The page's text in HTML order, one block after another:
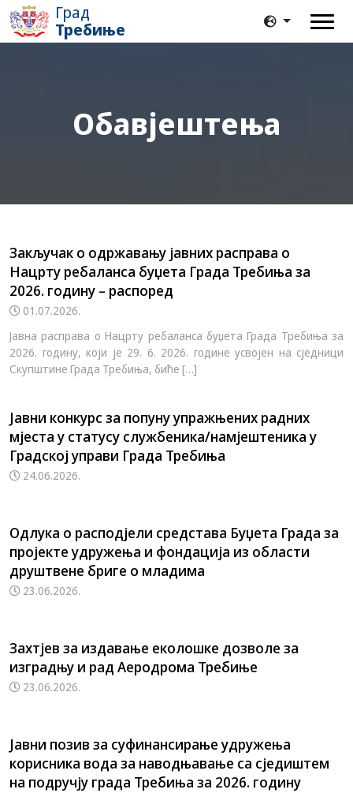
Град
Требиње
Обавјештења
Закључак о одржавању јaвних расправа о
Нацрту ребаланса буџета Града Требиња за
2026. годину – распоред
01.07.2026.
Јавна расправа о Нацрту ребаланса буџета Града Требиња за
2026. годину, који је 29. 6. 2026. године усвојен на сједници
Скупштине Града Требиња, биће […]
Jавни конкурс за попуну упражњених радних
мјеста у статусу службеника/намјештеника у
Градској управи Града Требиња
24.06.2026.
Одлука о расподјели средстава Буџета Града за
пројекте удружења и фондација из области
друштвене бриге о младима
23.06.2026.
Захтјев за издавање еколошке дозволе за
изградњу и рад Аеродрома Требиње
23.06.2026.
Jaвни позив за суфинансирање удружења
корисника вода за наводњавање са сједиштем
на подручју града Требиња за 2026. годину